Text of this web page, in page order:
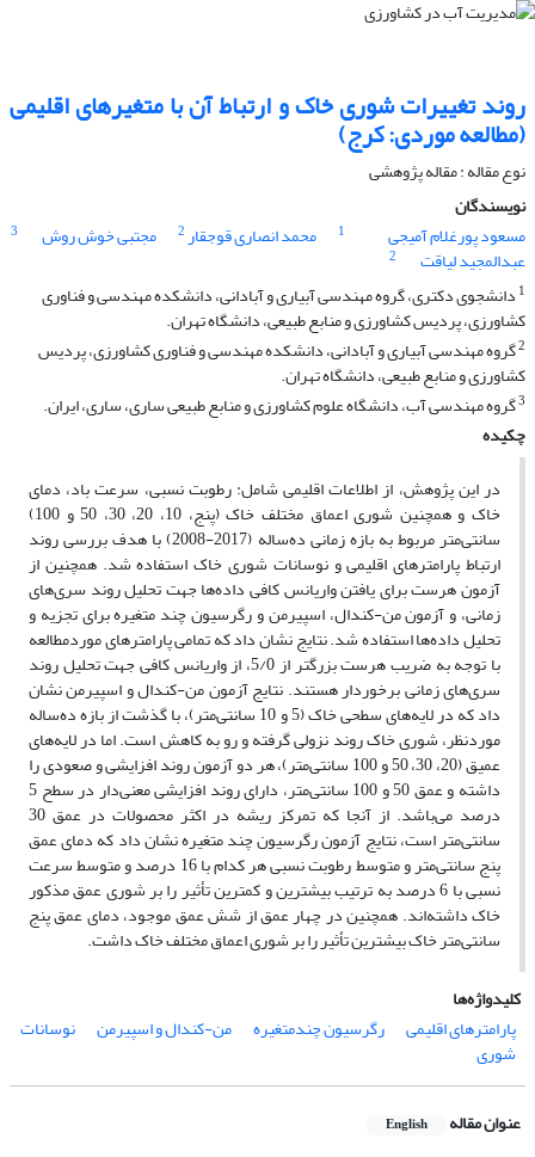
روند تغییرات شوری خاک و ارتباط آن با متغیرهای اقلیمی
(مطالعه موردی: کرج)
نوع مقاله : مقاله پژوهشی
نویسندگان
مسعود پورغلام آمیجی
1 محمد انصاری قوجقار2 مجتبی خوش روش 3
عبدالمجید لیاقت
2
1 دانشجوی دکتری، گروه مهندسی آبیاری و آبادانی، دانشکده مهندسی و فناوری
کشاورزی، پردیس کشاورزی و منابع طبیعی، دانشگاه تهران.
2گروه مهندسی آبیاری و آبادانی، دانشکده مهندسی و فناوری کشاورزی، پردیس
کشاورزی و منابع طبیعی، دانشگاه تهران.
3گروه مهندسی آب، دانشگاه علوم کشاورزی و منابع طبیعی ساری، ساری، ایران.
چکیده
در این پژوهش، از اطلاعات اقلیمی شامل: رطوبت نسبی، سرعت باد، دمای
خاک و همچنین شوری اعماق مختلف خاک (پنج، 10، 20، 30، 50 و 100)
سانتی‌متر مربوط به بازه زمانی ده‌ساله (2017-2008) با هدف بررسی روند
ارتباط پارامترهای اقلیمی و نوسانات شوری خاک استفاده شد. همچنین از
آزمون هرست برای یافتن واریانس کافی داده‌ها جهت تحلیل روند سری‌های
زمانی، و آزمون من-کندال، اسپیرمن و رگرسیون چند متغیره برای تجزیه و
تحلیل داده‌ها استفاده شد. نتایج نشان داد که تمامی پارامترهای موردمطالعه
با توجه به ضریب هرست بزرگتر از 5/0، از واریانس کافی جهت تحلیل روند
سری‌های زمانی برخوردار هستند. نتایج آزمون من-کندال و اسپیرمن نشان
داد که در لایه‌های سطحی خاک (5 و 10 سانتی‌متر)، با گذشت از بازه ده‌ساله
موردنظر، شوری خاک روند نزولی گرفته و رو به کاهش است. اما در لایه‌های
عمیق (20، 30، 50 و 100 سانتی‌متر)، هر دو آزمون روند افزایشی و صعودی را
داشته و عمق 50 و 100 سانتی‌متر، دارای روند افزایشی معنی‌دار در سطح 5
درصد می‌باشد. از آنجا که تمرکز ریشه در اکثر محصولات در عمق 30
سانتی‌متر است، نتایج آزمون رگرسیون چند متغیره نشان داد که دمای عمق
پنج سانتی‌متر و متوسط رطوبت نسبی هر کدام با 16 درصد و متوسط سرعت
نسبی با 6 درصد به ترتیب بیشترین و کمترین تأثیر را بر شوری عمق مذکور
خاک داشته‌اند. همچنین در چهار عمق از شش عمق موجود، دمای عمق پنج
سانتی‌متر خاک بیشترین تأثیر را بر شوری اعماق مختلف خاک داشت.
کلیدواژه‌ها
پارامترهای اقلیمی
رگرسیون چندمتغیره من-کندال و اسپیرمن نوسانات
شوری
عنوان مقاله English